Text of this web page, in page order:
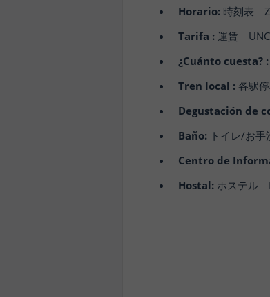
Horario: 時刻表
Tarifa : 運賃
¿Cuánto cuesta? :
Tren local : 各駅
Degustación de
Baño: トイレ/お
Centro de
Hostal: ホステル